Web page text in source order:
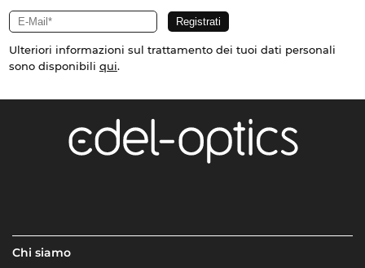
Ulteriori informazioni sul trattamento dei tuoi dati personali
sono disponibili qui.
Chi siamo